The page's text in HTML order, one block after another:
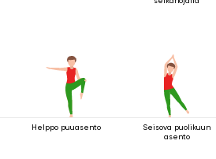
Helppo puuasento
Seisova puolikuun
asento